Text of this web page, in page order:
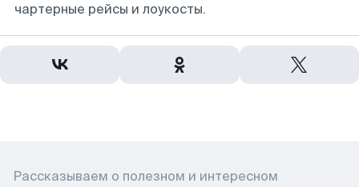
чартерные рейсы и лоукосты.
Рассказываем о полезном и интересном